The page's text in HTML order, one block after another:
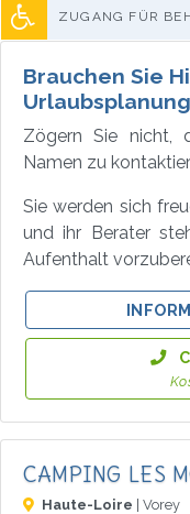
ZUGANG FÜR
Brauchen Sie
Zögern Sie nicht,
Namen zu
Sie werden sich
und ihr Berater
Aufenthalt
CAMPING LES
Haute-Loire | Vorey